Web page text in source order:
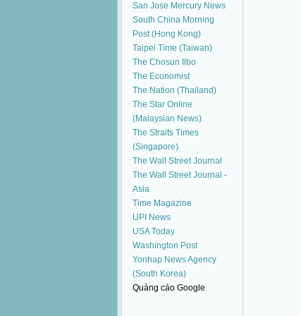
San Jose Mercury News
South China Morning
Post (Hong Kong)
Taipei Time (Taiwan)
The Chosun Ilbo
The Economist
The Nation (Thailand)
The Star Online
(Malaysian News)
The Straits Times
(Singapore)
The Wall Street Journal
The Wall Street Journal -
Asia
Time Magazine
UPI News
USA Today
Washington Post
Yonhap News Agency
(South Korea)
Quảng cáo Google